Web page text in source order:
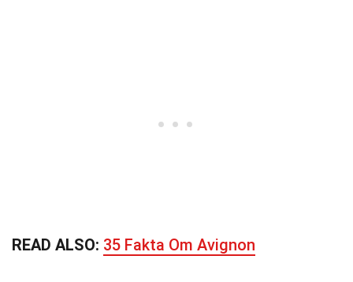
READ ALSO: 35 Fakta Om Avignon